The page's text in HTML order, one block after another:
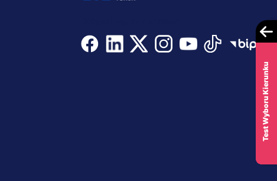
Test Wyboru Kierunku